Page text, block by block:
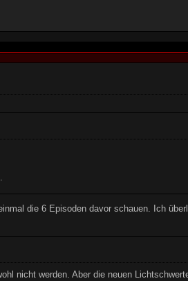
die 6 Episoden davor schauen. Ich
nicht werden. Aber die neuen